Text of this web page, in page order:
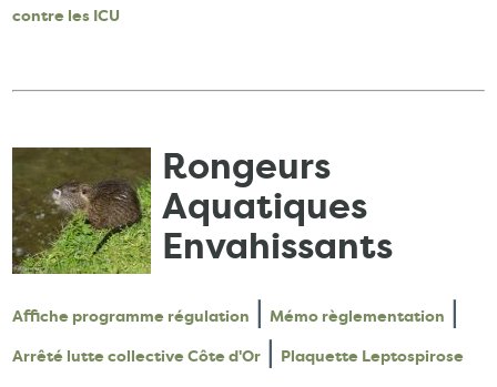
contre les ICU
Rongeurs
Aquatiques
Envahissants
Affiche programme régulation |Mémo règlementation |
Arrêté lutte collective Côte d'Or | Plaquette Leptospirose